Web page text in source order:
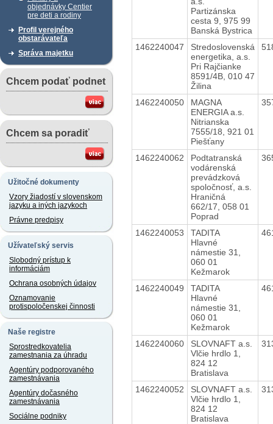
objednávky Centier
pre deti a rodiny
Profil verejného
obstarávateľa
Správa majetku
Chcem podať podnet
Chcem sa poradiť
Užitočné dokumenty
Vzory žiadostí v slovenskom
jazyku a iných jazykoch
Právne predpisy
Užívateľský servis
Slobodný prístup k
informáciám
Ochrana osobných údajov
Oznamovanie
protispoločenskej činnosti
Naše registre
Sprostredkovatelia
zamestnania za úhradu
Agentúry podporovaného
zamestnávania
Agentúry dočasného
zamestnávania
Sociálne podniky
Partizánska
cesta 9, 975 99
Banská Bystrica
1462240047
Stredoslovenská
energetika, a.s.
Pri Rajčianke
8591/4B, 010 47
Žilina
1462240050
MAGNA
ENERGIA a.s.
Nitrianska
7555/18, 921 01
Piešťany
1462240062
Podtatranská
vodárenská
prevádzková
spoločnosť, a.s.
Hraničná
662/17, 058 01
Poprad
1462240053
TADITA
Hlavné
námestie 31,
060 01
Kežmarok
1462240049
TADITA
Hlavné
námestie 31,
060 01
Kežmarok
1462240060
SLOVNAFT a.s.
Vlčie hrdlo 1,
824 12
Bratislava
1462240052
SLOVNAFT a.s.
Vlčie hrdlo 1,
824 12
Bratislava